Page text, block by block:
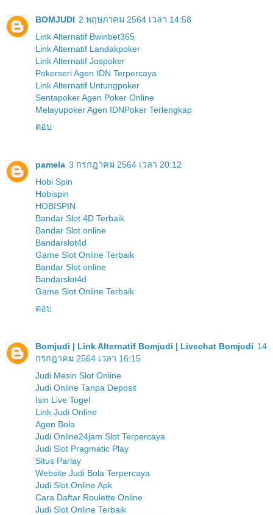
BOMJUDI 2 พฤษภาคม 2564 เวลา 14:58
Link Alternatif Bwinbet365
Link Alternatif Landakpoker
Link Alternatif Jospoker
Pokerseri Agen IDN Terpercaya
Link Alternatif Untungpoker
Sentapoker Agen Poker Online
Melayupoker Agen IDNPoker Terlengkap
ตอบ
pamela 3 กรกฎาคม 2564 เวลา 20:12
Hobi Spin
Hobispin
HOBISPIN
Bandar Slot 4D Terbaik
Bandar Slot online
Bandarslot4d
Game Slot Online Terbaik
Bandar Slot online
Bandarslot4d
Game Slot Online Terbaik
ตอบ
Bomjudi | Link Alternatif Bomjudi | Livechat Bomjudi 14
กรกฎาคม 2564 เวลา 16:15
Judi Mesin Slot Online
Judi Online Tanpa Deposit
Isin Live Togel
Link Judi Online
Agen Bola
Judi Online24jam Slot Terpercaya
Judi Slot Pragmatic Play
Situs Parlay
Website Judi Bola Terpercaya
Judi Slot Online Apk
Cara Daftar Roulette Online
Judi Slot Online Terbaik